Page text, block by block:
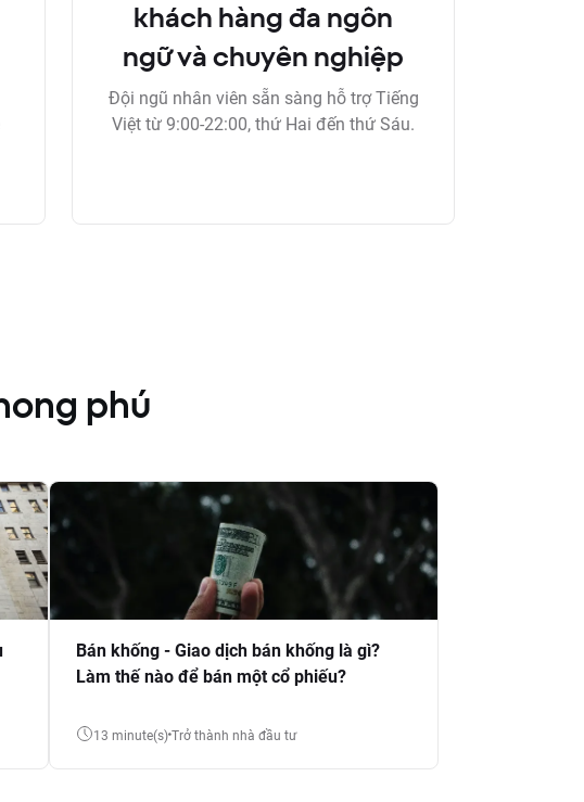
khách hàng đa ngôn
ngữ và chuyên nghiệp
Đội ngũ nhân viên sẵn sàng hỗ trợ Tiếng
Việt từ 9:00-22:00, thứ Hai đến thứ Sáu.
phú
Bán khống - Giao dịch bán khống là gì?
Làm thế nào để bán một cổ phiếu?
13 minute(s) Trở thành nhà đầu tư